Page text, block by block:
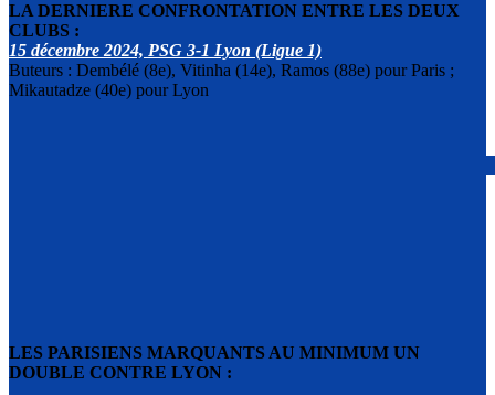
LA DERNIERE CONFRONTATION ENTRE LES DEUX
CLUBS :
15 décembre 2024, PSG 3-1 Lyon (Ligue 1)
Buteurs : Dembélé (8e), Vitinha (14e), Ramos (88e) pour Paris ;
Mikautadze (40e) pour Lyon
LES PARISIENS MARQUANTS AU MINIMUM UN
DOUBLE CONTRE LYON :